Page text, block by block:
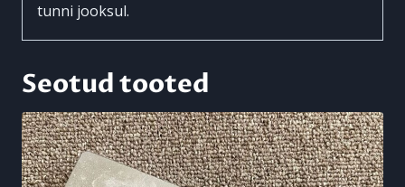
tunni jooksul.
Seotud tooted